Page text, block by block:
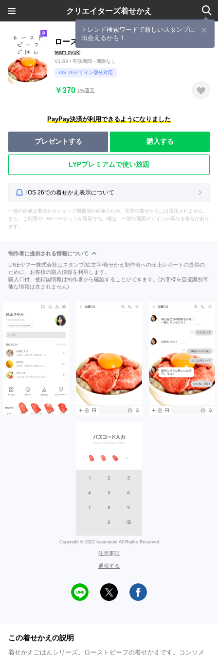
クリエイターズ着せかえ
トレンド検索ワードで新しいスタンプに
出会えるかも！
ローストビーフごはん
team oyuki
V1.63 / 有効期間 - 期限なし
iOS 26デザイン部分対応
￥370 1%還元
PayPay決済が利用できるようになりました
プレゼントする 購入する
LYPプレミアムで使い放題
iOS 26での着せかえ表示について
一部の画像は着せかえショップ掲載用の画像のため、実際の着せかえには適用されません。
また、ご利用のLINEバージョンが最新でない場合、一部の画面デザインが異なる場合があり
ます。
制作者に提供される情報について
LINEヤフー株式会社はスタンプ/絵文字/着せかえ制作者への売上レポートの提供の
ために、お客様の購入情報を利用します。
購入日付、登録国情報は制作者から確認することができます。(お客様を直接識別可
能な情報は含まれません)
Copyright © 2022 teamoyuki All Rights Reserved
注意事項
通報する
この着せかえの説明
着せかえごはんシリーズ。ローストビーフの着せかえです。コンソメ